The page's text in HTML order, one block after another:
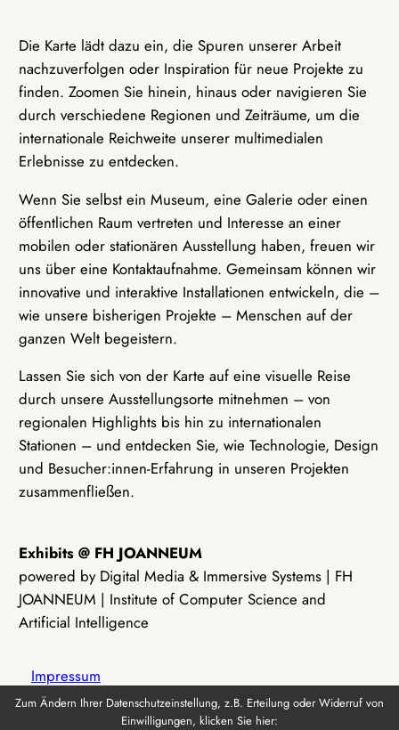
Die Karte lädt dazu ein, die Spuren unserer Arbeit
nachzuverfolgen oder Inspiration für neue Projekte zu
finden. Zoomen Sie hinein, hinaus oder navigieren Sie
durch verschiedene Regionen und Zeiträume, um die
internationale Reichweite unserer multimedialen
Erlebnisse zu entdecken.
Wenn Sie selbst ein Museum, eine Galerie oder einen
öffentlichen Raum vertreten und Interesse an einer
mobilen oder stationären Ausstellung haben, freuen wir
uns über eine Kontaktaufnahme. Gemeinsam können wir
innovative und interaktive Installationen entwickeln, die –
wie unsere bisherigen Projekte – Menschen auf der
ganzen Welt begeistern.
Lassen Sie sich von der Karte auf eine visuelle Reise
durch unsere Ausstellungsorte mitnehmen – von
regionalen Highlights bis hin zu internationalen
Stationen – und entdecken Sie, wie Technologie, Design
und Besucher:innen-Erfahrung in unseren Projekten
zusammenfließen.
Exhibits @ FH JOANNEUM
powered by Digital Media & Immersive Systems | FH
JOANNEUM | Institute of Computer Science and
Artificial Intelligence
Impressum
Zum Ändern Ihrer Datenschutzeinstellung, z.B. Erteilung oder Widerruf von
Einwilligungen, klicken Sie hier: